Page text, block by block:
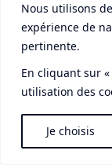
Nous utilisons
expérience de
pertinente.
En cliquant sur
utilisation des
Je choisis